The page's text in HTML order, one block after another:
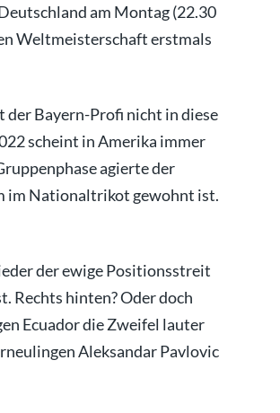
am Montag (22.30
Weltmeisterschaft erstmals
der Bayern-Profi nicht in diese
scheint in Amerika immer
agierte der
im Nationaltrikot gewohnt ist.
der ewige Positionsstreit
Rechts hinten? Oder doch
Ecuador die Zweifel lauter
Aleksandar Pavlovic